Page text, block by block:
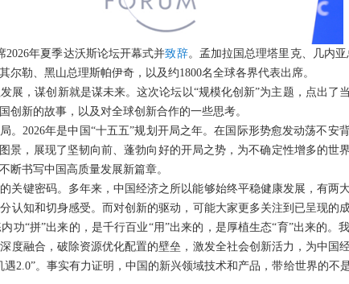
2026年夏季达沃斯论坛开幕式并致辞。孟加拉国总理塔里克、几内
勒、黑山总理斯帕伊奇，以及约1800名全球各界代表出席。
展，谋创新就是谋未来。这次论坛以“规模化创新”为主题，点出了
新的故事，以及对全球创新合作的一些思考。
。2026年是中国“十五五”规划开局之年。在国际形势愈发动荡不安
景，展现了坚韧向前、蓬勃向好的开局之势，为不确定性增多的世
断书写中国高质量发展新篇章。
关键密码。多年来，中国经济之所以能够始终平稳健康发展，有两
认知和切身感受。而对创新的驱动，可能大家更多关注到已呈现的
功“拼”出来的，是千行百业“用”出来的，是厚植生态“育”出来的。
度融合，破除资源优化配置的壁垒，激发全社会创新活力，为中国
2.0”。事实有力证明，中国的新兴领域技术和产品，带给世界的不